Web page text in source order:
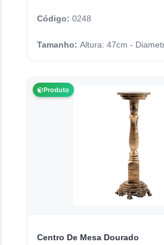
Código: 0248
Tamanho: Altura: 47cm -
Produto
Centro De Mesa Dourado